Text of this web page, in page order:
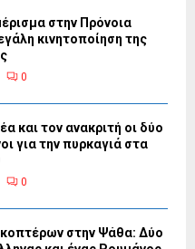
στην Πρόνοια
κινητοποίηση της
0
και τον ανακριτή οι δύο
για την πυρκαγιά στα
0
στην Ψάθα: Δύο